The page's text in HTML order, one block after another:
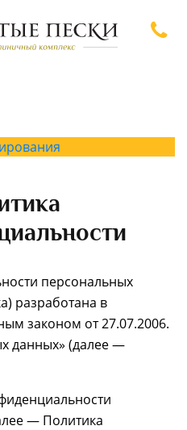
персональных
разработана в
законом от 27.07.2006.
данных» (далее —
— Политика